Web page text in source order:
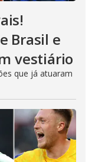
Brasil e
vestiário
que já atuaram